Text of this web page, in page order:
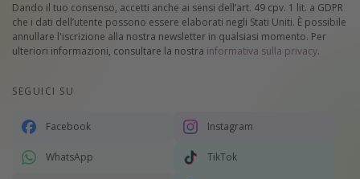
Dando il tuo consenso, accetti anche ai sensi dell’art. 49 cpv. 1 lit. a GDPR
che i dati dell’utente possono essere elaborati negli Stati Uniti. È possibile
annullare l'iscrizione alla nostra newsletter in qualsiasi momento. Per
ulteriori informazioni, consultare la nostra informativa sulla privacy.
SEGUICI SU
Facebook Instagram
WhatsApp TikTok